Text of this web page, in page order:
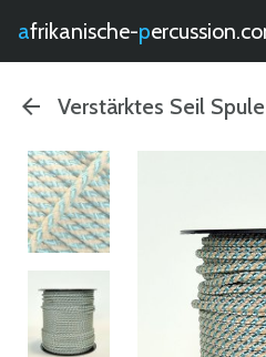
afrikanische-
Verstärktes Seil